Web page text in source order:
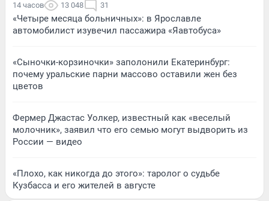
14 часов 13 048 31
«Четыре месяца больничных»: в Ярославле
автомобилист изувечил пассажира «Яавтобуса»
«Сыночки-корзиночки» заполонили Екатеринбург:
почему уральские парни массово оставили жен без
цветов
Фермер Джастас Уолкер, известный как «веселый
молочник», заявил что его семью могут выдворить из
России — видео
«Плохо, как никогда до этого»: таролог о судьбе
Кузбасса и его жителей в августе